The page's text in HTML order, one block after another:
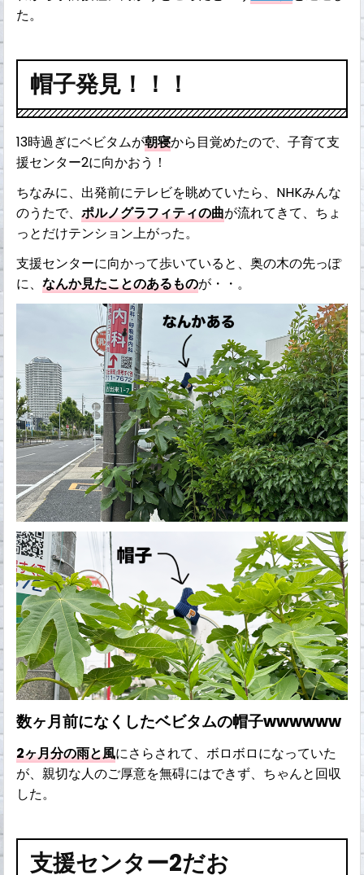
た。
帽子発見！！！
13時過ぎにベビタムが朝寝から目覚めたので、子育て支
援センター2に向かおう！
ちなみに、出発前にテレビを眺めていたら、NHKみんな
のうたで、ポルノグラフィティの曲が流れてきて、ちょ
っとだけテンション上がった。
支援センターに向かって歩いていると、奥の木の先っぽ
に、なんか見たことのあるものが・・。
数ヶ月前になくしたベビタムの帽子wwwwww
2ヶ月分の雨と風にさらされて、ボロボロになっていた
が、親切な人のご厚意を無碍にはできず、ちゃんと回収
した。
支援センター2だお